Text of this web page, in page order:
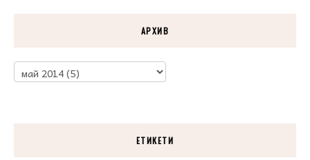
АРХИВ
ЕТИКЕТИ